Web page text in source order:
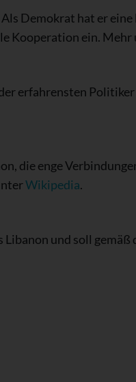
Demokrat hat er
Kooperation ein. Mehr
erfahrensten
die enge
Wikipedia.
und soll gemäß